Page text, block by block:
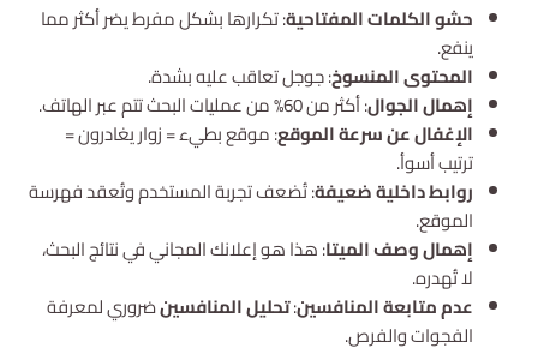
حشو الكلمات المفتاحية: تكرارها بشكل مفرط يضر أكثر مما
ينفع.
المحتوى المنسوخ: جوجل تعاقب عليه بشدة.
إهمال الجوال: أكثر من 60% من عمليات البحث تتم عبر الهاتف.
الإغفال عن سرعة الموقع: موقع بطيء = زوار يغادرون =
ترتيب أسوأ.
روابط داخلية ضعيفة: تُضعف تجربة المستخدم وتُعقد فهرسة
الموقع.
إهمال وصف الميتا: هذا هو إعلانك المجاني في نتائج البحث،
لا تُهدره.
عدم متابعة المنافسين:تحليل المنافسينضروري لمعرفة
الفجوات والفرص.